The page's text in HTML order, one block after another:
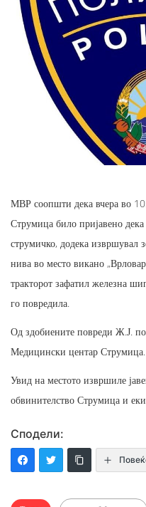
МВР соопшти дека вчера во
Струмица било пријавено
струмичко, додека извршувал
нива во место викано
тракторот зафатил железна
го повредила.
Од здобиените повреди Ж.Ј.
Медицински центар Струмица.
Увид на местото извршиле
обвинителство Струмица и
Сподели: